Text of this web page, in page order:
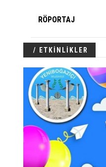
RÖPORTAJ
/ ETKİNLİKLER